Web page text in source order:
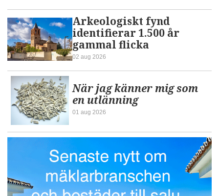
Arkeologiskt fynd
identifierar 1.500 år
gammal flicka
02 aug 2026
När jag känner mig som
en utlänning
01 aug 2026